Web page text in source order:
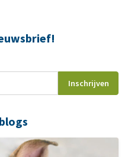
Inschrijven